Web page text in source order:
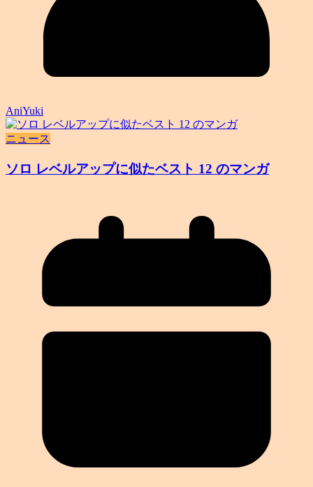
AniYuki
ニュース
ソロ レベルアップに似たベスト 12 のマンガ